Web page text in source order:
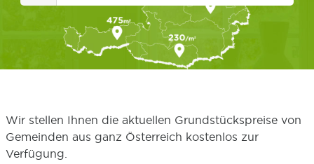
Wir stellen Ihnen die aktuellen Grundstückspreise von
Gemeinden aus ganz Österreich kostenlos zur
Verfügung.